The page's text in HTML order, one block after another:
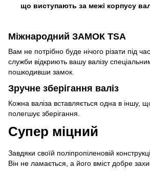
що виступають за межі корпусу
Міжнародний ЗАМОК TSA
Вам не потрібно буде нічого різати під
служби відкриють вашу валізу
пошкодивши замок.
Зручне зберігання валіз
Кожна валіза вставляється одна в іншу,
полегшує зберігання.
Супер міцний
Завдяки своїй поліпропіленовій
Він не ламається, а його вміст добре